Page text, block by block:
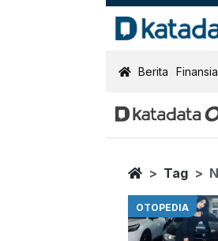
KatadataOTO
Berita
Berita
Home
Tag
OTOPEDIA